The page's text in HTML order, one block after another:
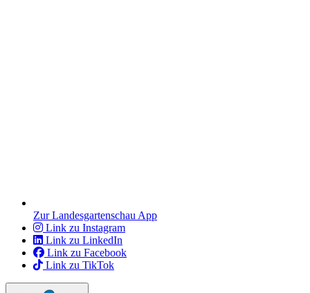
Zur Landesgartenschau App
Link zu Instagram
Link zu LinkedIn
Link zu Facebook
Link zu TikTok